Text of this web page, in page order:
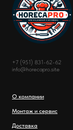
+7 (951) 831-62-62
info@horecapro.site
О компании
Монтаж и сервис
Доставка